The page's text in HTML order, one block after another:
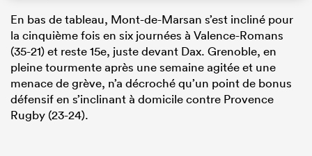
En bas de tableau, Mont-de-Marsan s’est incliné pour
la cinquième fois en six journées à Valence-Romans
(35-21) et reste 15e, juste devant Dax. Grenoble, en
pleine tourmente après une semaine agitée et une
menace de grève, n’a décroché qu’un point de bonus
défensif en s’inclinant à domicile contre Provence
Rugby (23-24).